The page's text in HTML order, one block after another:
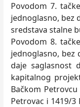
Povodom 7.
jednoglasno, bez
sredstava stalne
Povodom 8.
jednoglasno, bez
daje saglasnost
kapitalnog
Bačkom Petrovcu
Petrovac i 1419/3